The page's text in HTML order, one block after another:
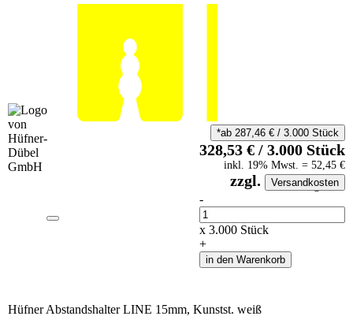
auf Anfrageliste
-
Anzahl
x 3.000 Stück
+
in den Warenkorb
*ab 287,46 €/ 3.000 Stück
328,53 €/ 3.000 Stück
inkl. 19% Mwst. = 52,45 €
zzgl. Versandkosten
Hüfner Abstandshalter LINE 15mm, Kunstst. weiß